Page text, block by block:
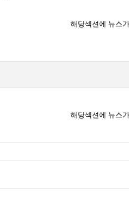
해당섹션에 뉴스
해당섹션에 뉴스